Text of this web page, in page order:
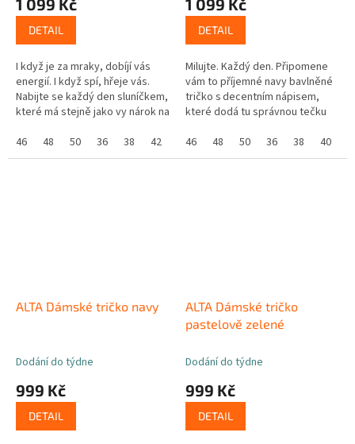
1 099 Kč
DETAIL
I když je za mraky, dobíjí vás
energií. I když spí, hřeje vás.
Nabijte se každý den sluníčkem,
které má stejně jako vy nárok na
prémiové bavlny rozsvítí...
46 48 50 36 38 42
1 099 Kč
DETAIL
Milujte. Každý den. Připomene
vám to příjemné navy bavlněné
tričko s decentním nápisem,
které dodá tu správnou tečku
den výjimečným. Oblékněte
české...
46 48 50 36 38 40
ALTA Dámské tričko navy
Dodání do týdne
999 Kč
DETAIL
ALTA Dámské tričko
pastelově zelené
Dodání do týdne
999 Kč
DETAIL